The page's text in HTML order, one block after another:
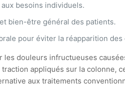
besoins individuels.
bien-être général des patients.
pour éviter la réapparition des
douleurs infructueuses
appliqués sur la
aux traitements